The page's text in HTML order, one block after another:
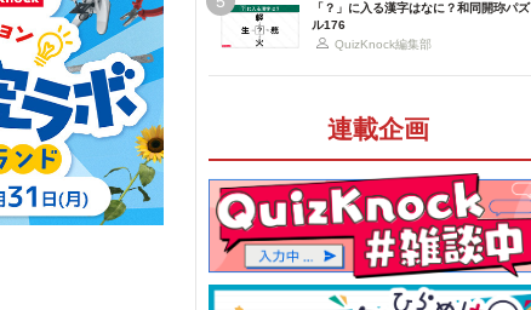
「？」に入る漢字はなに？和同開珎パズ
ル176
QuizKnock編集部
連載企画